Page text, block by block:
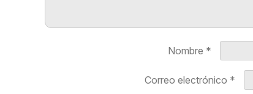
Nombre *
Correo electrónico *